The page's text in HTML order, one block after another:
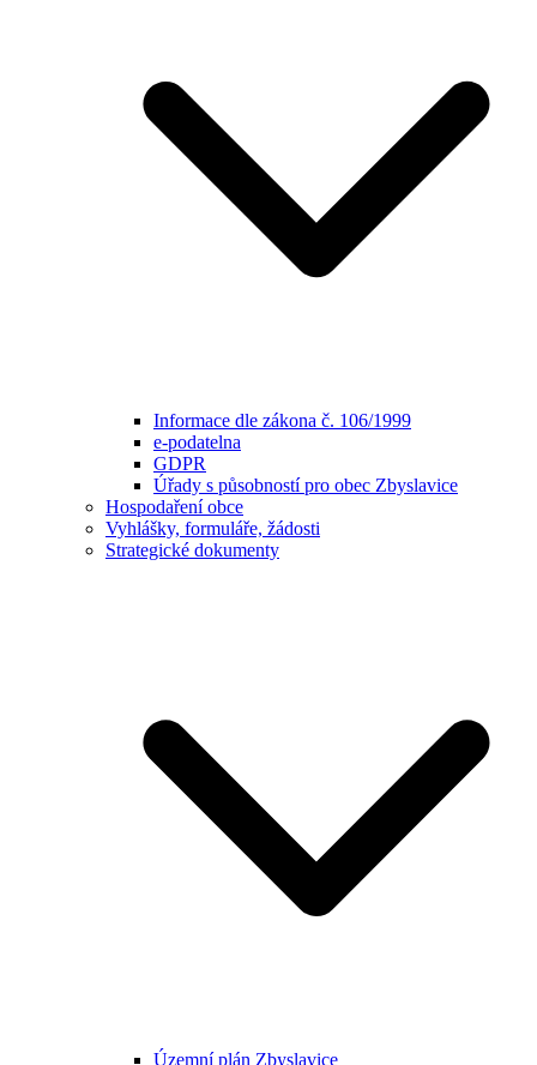
Informace dle zákona č. 106/1999
e-podatelna
GDPR
Úřady s působností pro obec Zbyslavice
Hospodaření obce
Vyhlášky, formuláře, žádosti
Strategické dokumenty
Územní plán Zbyslavice